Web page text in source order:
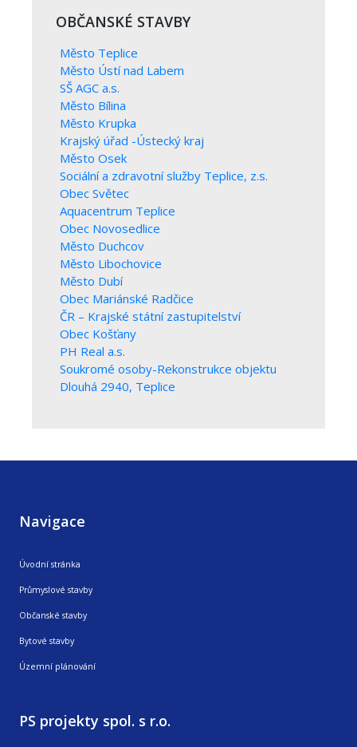
OBČANSKÉ STAVBY
Město Teplice
Město Ústí nad Labem
SŠ AGC a.s.
Město Bílina
Město Krupka
Krajský úřad -Ústecký kraj
Město Osek
Sociální a zdravotní služby Teplice, z.s.
Obec Světec
Aquacentrum Teplice
Obec Novosedlice
Město Duchcov
Město Libochovice
Město Dubí
Obec Mariánské Radčice
ČR – Krajské státní zastupitelství
Obec Košťany
PH Real a.s.
Soukromé osoby-Rekonstrukce objektu
Dlouhá 2940, Teplice
Navigace
Úvodní stránka
Průmyslové stavby
Občanské stavby
Bytové stavby
Územní plánování
PS projekty spol. s r.o.